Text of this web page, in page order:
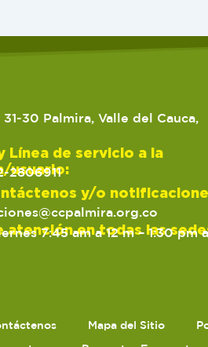
30 Palmira, Valle del Cauca,
Línea de servicio a la
usuario:
2806911
y/o
atención en todas las
7:45 am a 12 m – 1:30 pm
Mapa del Sitio